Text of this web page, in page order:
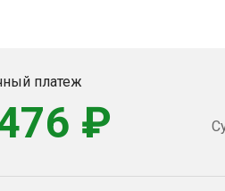
платеж
₽